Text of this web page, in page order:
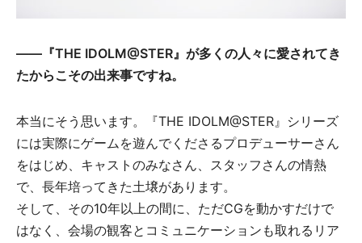
――『THE IDOLM@STER』が多くの人々に愛されてき
たからこその出来事ですね。
本当にそう思います。『THE IDOLM@STER』シリーズ
には実際にゲームを遊んでくださるプロデューサーさん
をはじめ、キャストのみなさん、スタッフさんの情熱
で、長年培ってきた土壌があります。
そして、その10年以上の間に、ただCGを動かすだけで
はなく、会場の観客とコミュニケーションも取れるリア